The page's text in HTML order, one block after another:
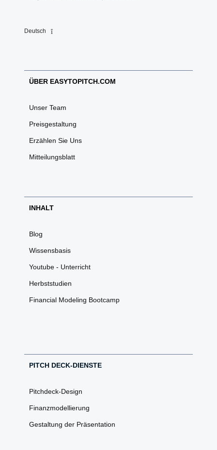
Deutsch
ÜBER EASYTOPITCH.COM
Unser Team
Preisgestaltung
Erzählen Sie Uns
Mitteilungsblatt
INHALT
Blog
Wissensbasis
Youtube - Unterricht
Herbststudien
Financial Modeling Bootcamp
PITCH DECK-DIENSTE
Pitchdeck-Design
Finanzmodellierung
Gestaltung der Präsentation